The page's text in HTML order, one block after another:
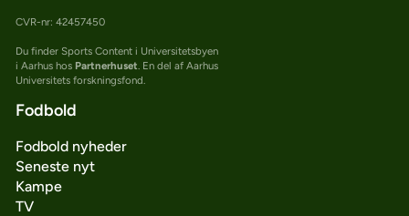
CVR-nr: 42457450
Du finder Sports Content i Universitetsbyen
i Aarhus hos Partnerhuset. En del af Aarhus
Universitets forskningsfond.
Fodbold
Fodbold nyheder
Seneste nyt
Kampe
TV